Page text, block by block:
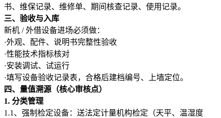
书、维保记录、维修单、期间核查记录、使用记录。
三、验收与入库
新机 / 外借设备进场必须做：
·外观、配件、说明书完整性验收
·性能技术指标核对
·安装调试、试运行
·填写设备验收记录表，合格后建档编号、上墙定位。
四、量值溯源（核心审核点）
1. 分类管理
1.1、强制检定设备：送法定计量机构检定（天平、温湿度